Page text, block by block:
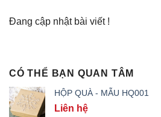
Đang cập nhật bài viết !
CÓ THỂ BẠN QUAN TÂM
HỘP QUÀ - MẪU HQ001
Liên hệ